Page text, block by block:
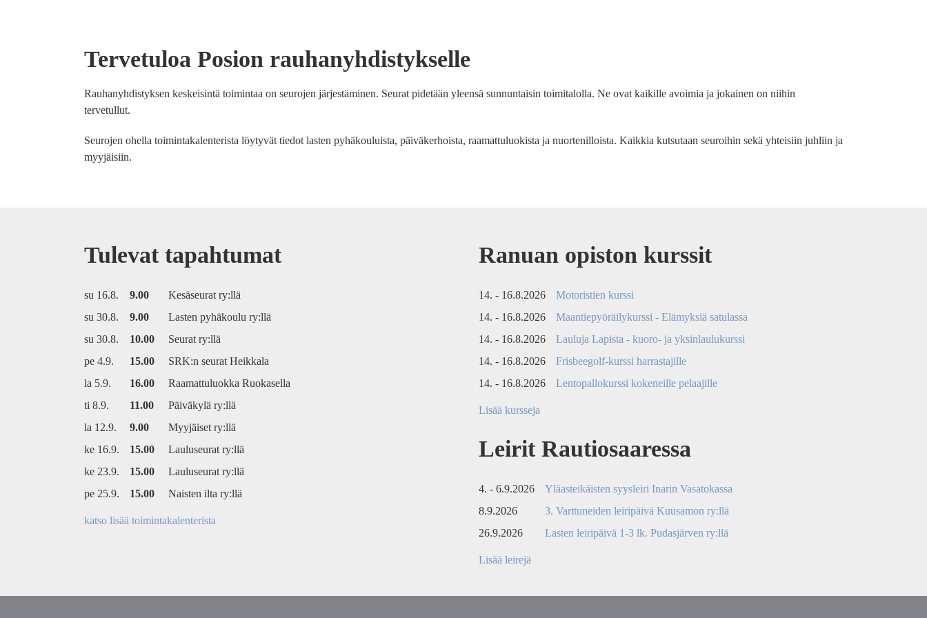
Tervetuloa Posion rauhanyhdistykselle
Rauhanyhdistyksen keskeisintä toimintaa on seurojen järjestäminen. Seurat pidetään yleensä sunnuntaisin toimitalolla. Ne ovat kaikille avoimia ja jokainen on niihin
tervetullut.
Seurojen ohella toimintakalenterista löytyvät tiedot lasten pyhäkouluista, päiväkerhoista, raamattuluokista ja nuortenilloista. Kaikkia kutsutaan seuroihin sekä yhteisiin juhliin ja
myyjäisiin.
Tulevat tapahtumat
su 16.8. 9.00
Kesäseurat ry:llä
su 30.8.
9.00
Lasten pyhäkoulu ry:llä
su 30.8.
10.00
Seurat ry:llä
pe 4.9.
15.00
SRK:n seurat Heikkala
la 5.9.
16.00
Raamattuluokka Ruokasella
ti 8.9.
11.00
Päiväkylä ry:llä
la 12.9.
9.00
Myyjäiset ry:llä
ke 16.9.
15.00
Lauluseurat ry:llä
ke 23.9.
15.00
Lauluseurat ry:llä
pe 25.9.
15.00 Naisten ilta ry:llä
katso lisää toimintakalenterista
Ranuan opiston kurssit
14. - 16.8.2026
Motoristien kurssi
14. - 16.8.2026
Maantiepyöräilykurssi - Elämyksiä satulassa
14. - 16.8.2026
Lauluja Lapista - kuoro- ja yksinlaulukurssi
14. - 16.8.2026
Frisbeegolf-kurssi harrastajille
14. - 16.8.2026
Lentopallokurssi kokeneille pelaajille
Lisää kursseja
Leirit Rautiosaaressa
4. - 6.9.2026
Yläasteikäisten syysleiri Inarin Vasatokassa
8.9.2026
3. Varttuneiden leiripäivä Kuusamon ry:llä
26.9.2026
Lasten leiripäivä 1-3 lk. Pudasjärven ry:llä
Lisää leirejä